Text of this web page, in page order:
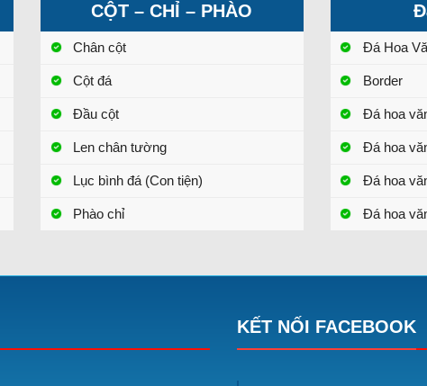
CỘT – CHỈ – PHÀO
Chân cột
Cột đá
Đầu cột
Len chân tường
Lục bình đá (Con tiện)
Phào chỉ
Đá Hoa
Border
Đá hoa
Đá hoa
Đá hoa
Đá hoa
KẾT NỐI FACEBOOK